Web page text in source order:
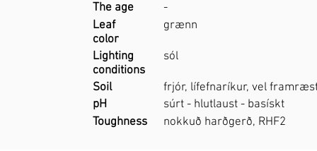
The age
-
Leaf
color
grænn
Lighting
conditions
sól
Soil
frjór, lífefnaríkur, vel
pH
súrt - hlutlaust - basískt
Toughness
nokkuð harðgerð, RHF2